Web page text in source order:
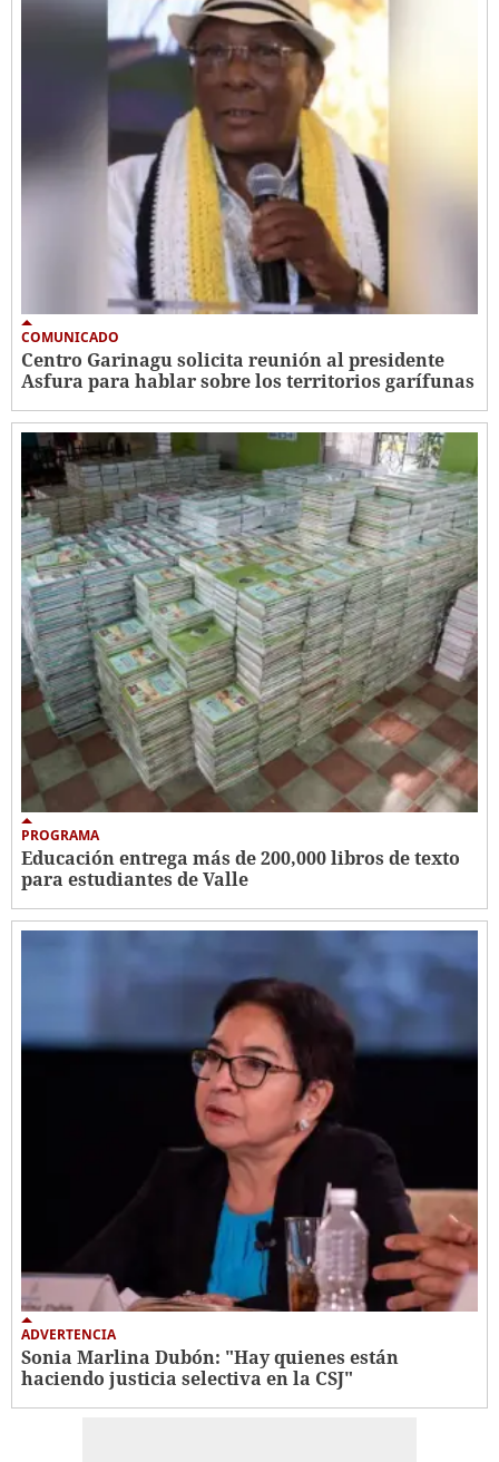
COMUNICADO
Centro Garinagu solicita reunión al presidente
Asfura para hablar sobre los territorios garífunas
PROGRAMA
Educación entrega más de 200,000 libros de texto
para estudiantes de Valle
ADVERTENCIA
Sonia Marlina Dubón: "Hay quienes están
haciendo justicia selectiva en la CSJ"